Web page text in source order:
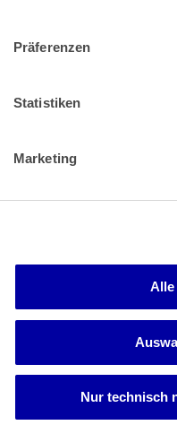
Präferenzen
Statistiken
Marketing
Alle
Nur technisch
Muster
Barrierefreiheit